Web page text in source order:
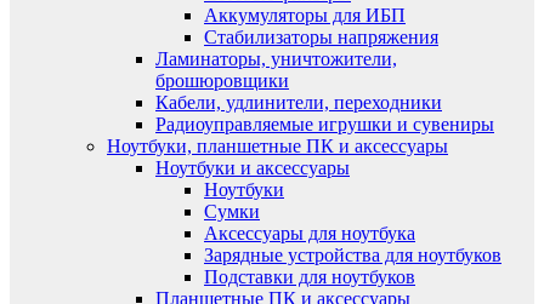
Аккумуляторы для ИБП
Стабилизаторы напряжения
Ламинаторы, уничтожители,
брошюровщики
Кабели, удлинители, переходники
Радиоуправляемые игрушки и сувениры
Ноутбуки, планшетные ПК и аксессуары
Ноутбуки и аксессуары
Ноутбуки
Сумки
Аксессуары для ноутбука
Зарядные устройства для ноутбуков
Подставки для ноутбуков
Планшетные ПК и аксессуары